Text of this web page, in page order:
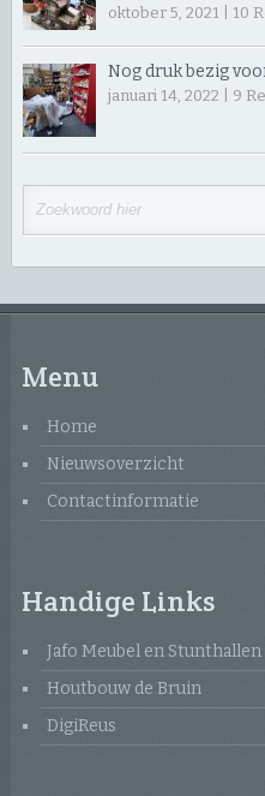
oktober 5, 2021 | 10
Nog druk bezig
januari 14, 2022 | 9
Menu
Home
Nieuwsoverzicht
Contactinformatie
Handige Links
Jafo Meubel en Stunthallen
Houtbouw de Bruin
DigiReus